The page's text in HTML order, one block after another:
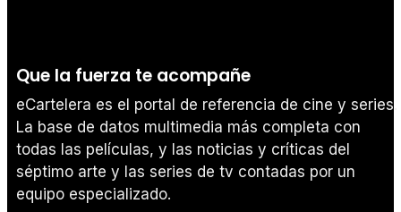
Que la fuerza te acompañe
eCartelera es el portal de referencia de cine y series.
La base de datos multimedia más completa con
todas las películas, y las noticias y críticas del
séptimo arte y las series de tv contadas por un
equipo especializado.